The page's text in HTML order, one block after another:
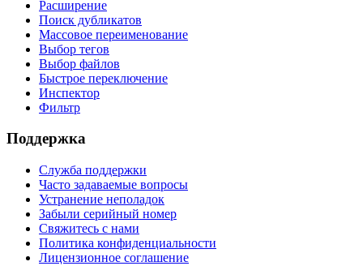
Расширение
Поиск дубликатов
Массовое переименование
Выбор тегов
Выбор файлов
Быстрое переключение
Инспектор
Фильтр
Поддержка
Служба поддержки
Часто задаваемые вопросы
Устранение неполадок
Забыли серийный номер
Свяжитесь с нами
Политика конфиденциальности
Лицензионное соглашение